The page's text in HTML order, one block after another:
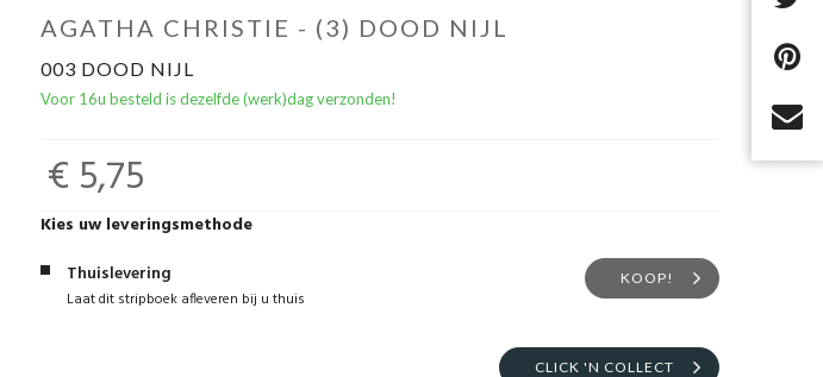
AGATHA CHRISTIE - (3) DOOD NIJL
003 DOOD NIJL
Voor 16u besteld is dezelfde (werk)dag verzonden!
€ 5,75
Kies uw leveringsmethode
Thuislevering
Laat dit stripboek afleveren bij u thuis
KOOP!
CLICK 'N COLLECT